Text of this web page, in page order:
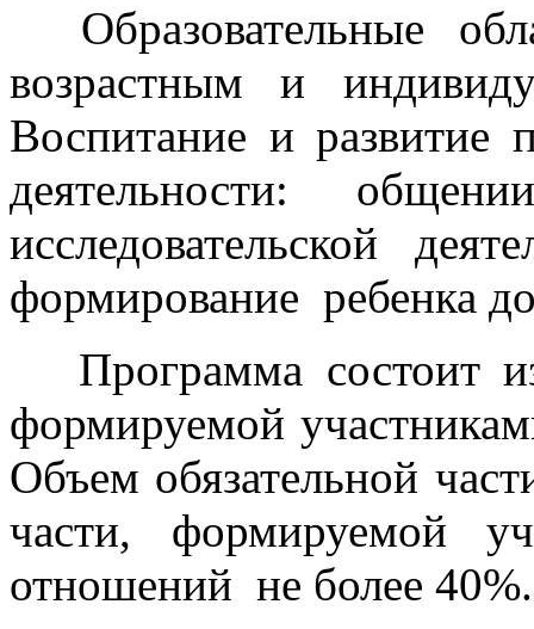
Образовательные
возрастным и
Воспитание и развитие
деятельности:
исследовательской
формирование ребенка
Программа состоит
формируемой
Объем обязательной
части, формируемой
отношений не более 40%.